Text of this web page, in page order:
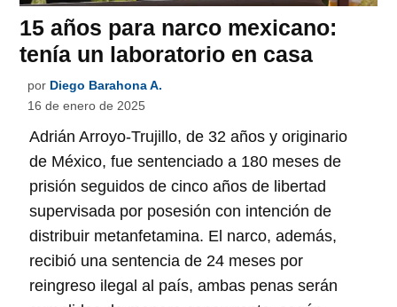
15 años para narco mexicano:
tenía un laboratorio en casa
por Diego Barahona A.
16 de enero de 2025
Adrián Arroyo-Trujillo, de 32 años y originario
de México, fue sentenciado a 180 meses de
prisión seguidos de cinco años de libertad
supervisada por posesión con intención de
distribuir metanfetamina. El narco, además,
recibió una sentencia de 24 meses por
reingreso ilegal al país, ambas penas serán